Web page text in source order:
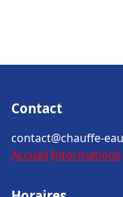
Contact
contact@chauffe-
Accueil Informations